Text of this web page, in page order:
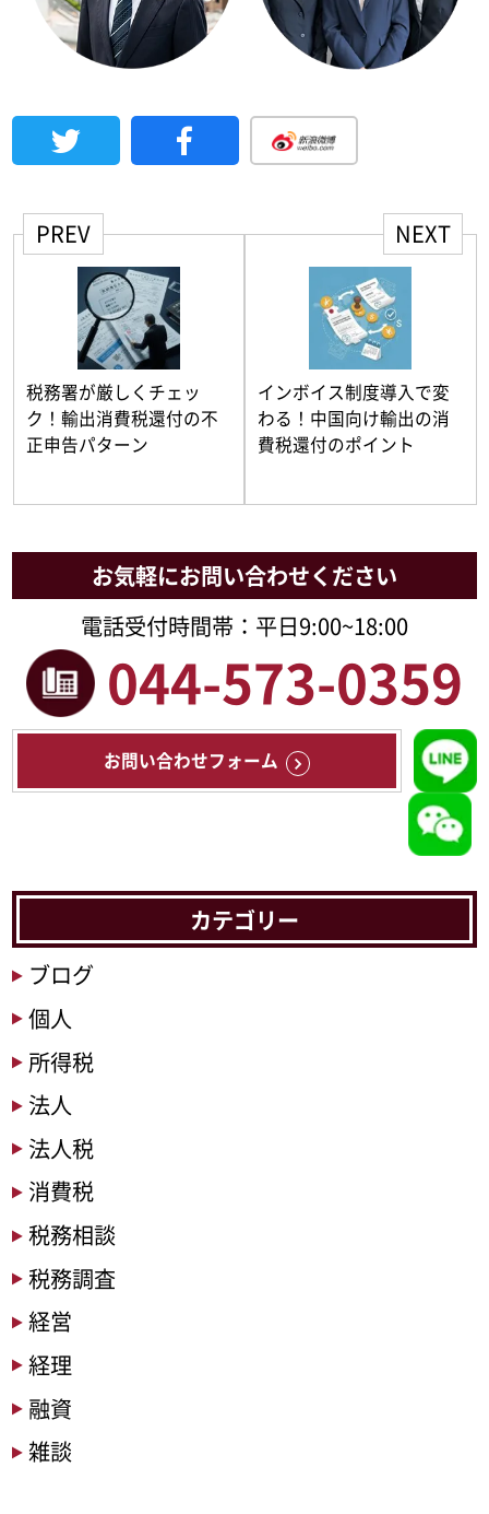
PREV
税務署が厳しくチェッ
ク！輸出消費税還付の不
正申告パターン
NEXT
インボイス制度導入で変
わる！中国向け輸出の消
費税還付のポイント
お気軽にお問い合わせください
電話受付時間帯：平日9:00~18:00
044-573-0359
お問い合わせフォーム
カテゴリー
ブログ
個人
所得税
法人
法人税
消費税
税務相談
税務調査
経営
経理
融資
雑談